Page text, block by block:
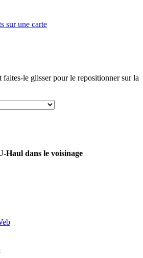
sur une carte
le glisser pour le repositionner sur la
Haul dans le voisinage